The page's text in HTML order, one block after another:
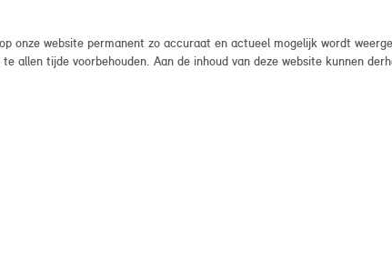
onze website permanent zo accuraat en actueel mogelijk wordt
tijde voorbehouden. Aan de inhoud van deze website kunnen